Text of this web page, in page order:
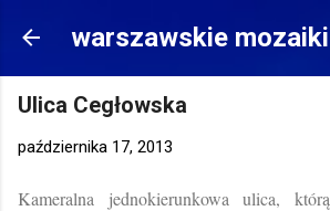
Przejdź do głównej
warszawskie mozaiki
Ulica Cegłowska
października 17, 2013
Kameralna jednokierunkowa ulica,